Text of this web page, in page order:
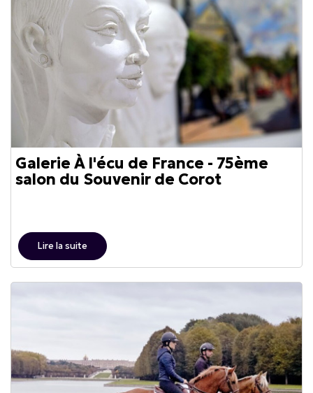
Galerie À l'écu de France - 75ème
salon du Souvenir de Corot
Lire la suite